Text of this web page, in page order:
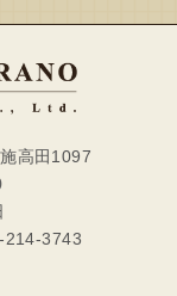
高田1097
214-3743